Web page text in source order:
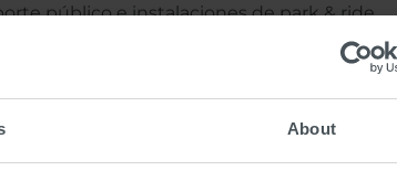
About
público e instalaciones de park & ride.